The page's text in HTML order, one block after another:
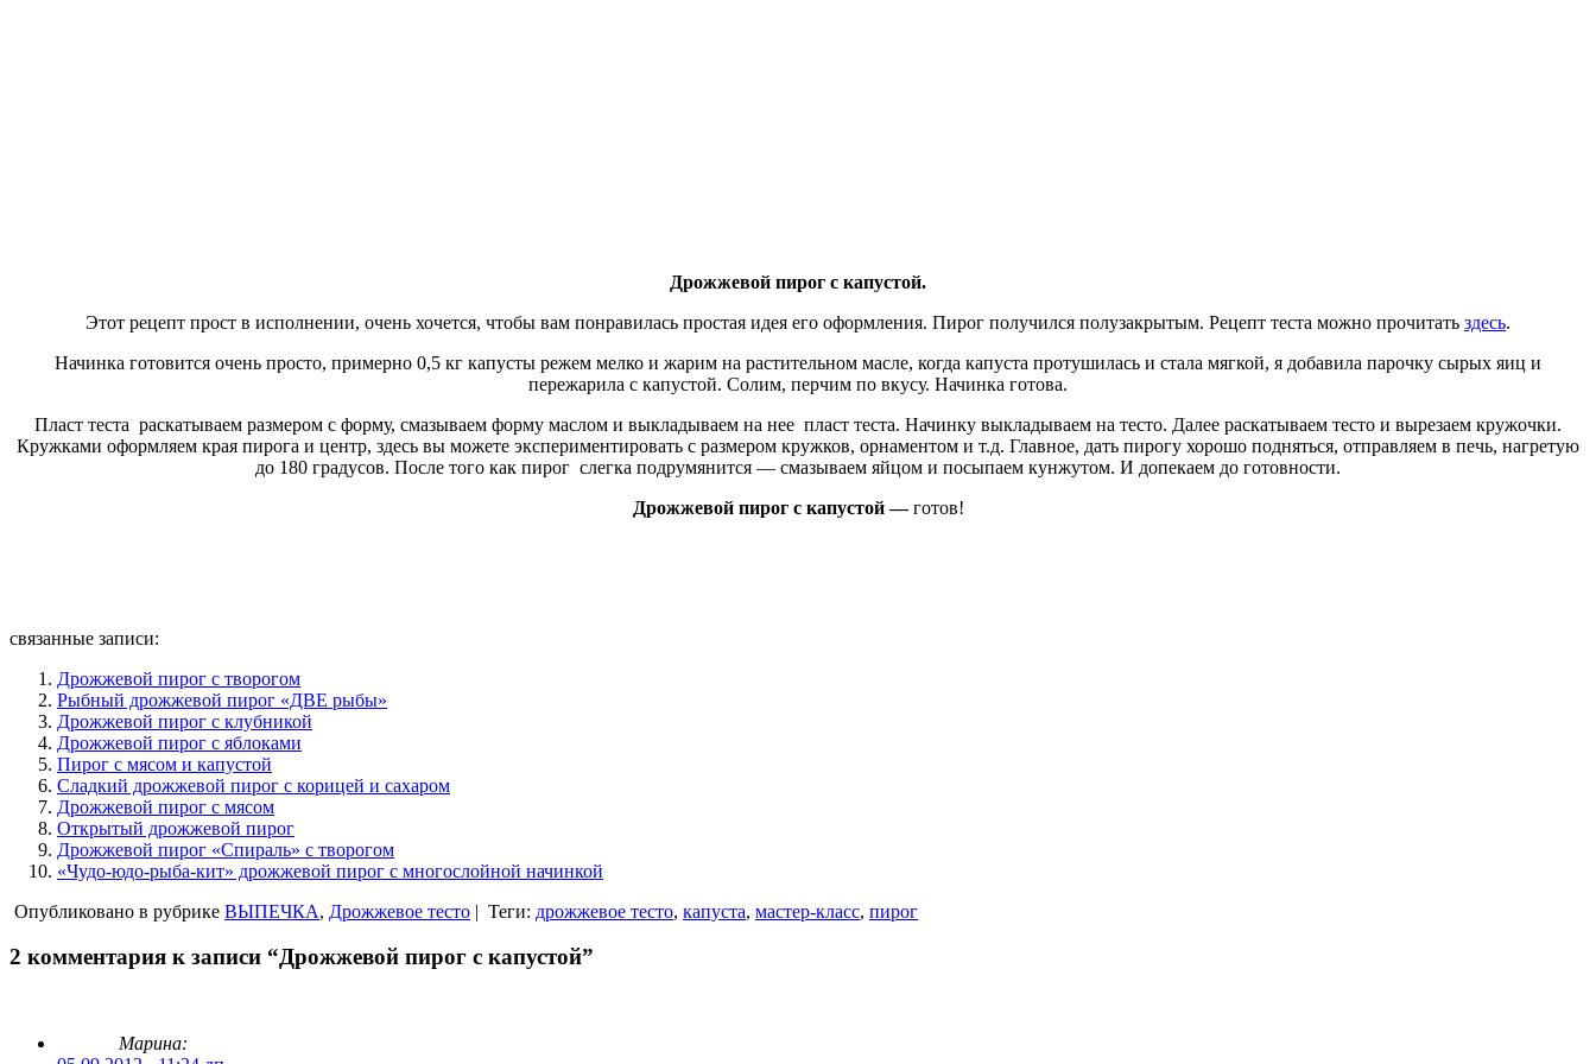
Дрожжевой пирог с капустой.
Этот рецепт прост в исполнении, очень хочется, чтобы вам понравилась простая идея его оформления. Пирог получился полузакрытым. Рецепт теста можно прочитать здесь.
Начинка готовится очень просто, примерно 0,5 кг капусты режем мелко и жарим на растительном масле, когда капуста протушилась и стала мягкой, я добавила парочку сырых яиц и
пережарила с капустой. Солим, перчим по вкусу. Начинка готова.
Пласт теста раскатываем размером с форму, смазываем форму маслом и выкладываем на нее пласт теста. Начинку выкладываем на тесто. Далее раскатываем тесто и вырезаем кружочки.
Кружками оформляем края пирога и центр, здесь вы можете экспериментировать с размером кружков, орнаментом и т.д. Главное, дать пирогу хорошо подняться, отправляем в печь, нагретую
до 180 градусов. После того как пирог слегка подрумянится — смазываем яйцом и посыпаем кунжутом. И допекаем до готовности.
Дрожжевой пирог с капустой —готов!
связанные записи:
Дрожжевой пирог с творогом
Рыбный дрожжевой пирог «ДВЕ рыбы»
Дрожжевой пирог с клубникой
Дрожжевой пирог с яблоками
Пирог с мясом и капустой
Сладкий дрожжевой пирог с корицей и сахаром
Дрожжевой пирог с мясом
Открытый дрожжевой пирог
Дрожжевой пирог «Спираль» с творогом
«Чудо-юдо-рыба-кит» дрожжевой пирог с многослойной начинкой
Опубликовано в рубрике ВЫПЕЧКА, Дрожжевое тесто | Теги: дрожжевое тесто, капуста, мастер-класс, пирог
2 комментария к записи “Дрожжевой пирог с капустой”
Марина: